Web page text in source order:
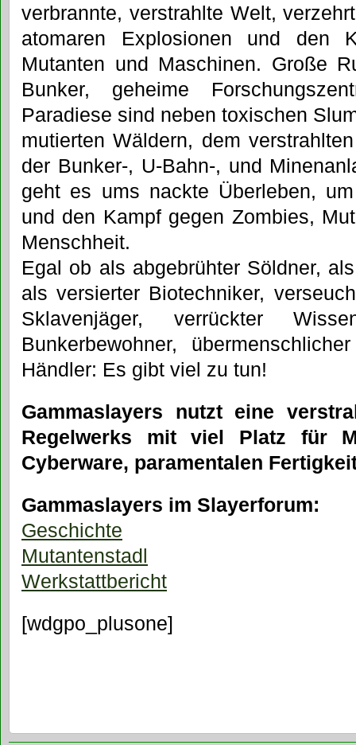
verbrannte, verstrahlte Welt,
atomaren Explosionen und den
Mutanten und Maschinen. Große
Bunker, geheime
Paradiese sind neben toxischen
mutierten Wäldern, dem
der Bunker-, U-Bahn-, und
geht es ums nackte Überleben,
und den Kampf gegen Zombies,
Menschheit.
Egal ob als abgebrühter Söldner,
als versierter Biotechniker,
Sklavenjäger, verrückter
Bunkerbewohner,
Händler: Es gibt viel zu tun!
Gammaslayers nutzt eine
Regelwerks mit viel Platz für
Cyberware, paramentalen
Gammaslayers im Slayerforum:
Geschichte
Mutantenstadl
Werkstattbericht
[wdgpo_plusone]